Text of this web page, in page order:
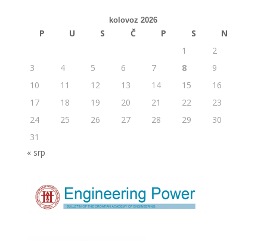
kolovoz 2026
P U S Č P S
N
1
2
3
4 5 6 7 8
9
10
11 12 13 14 15
16
17
18 19 20 21 22
23
24
25 26 27 28 29
30
31
« srp